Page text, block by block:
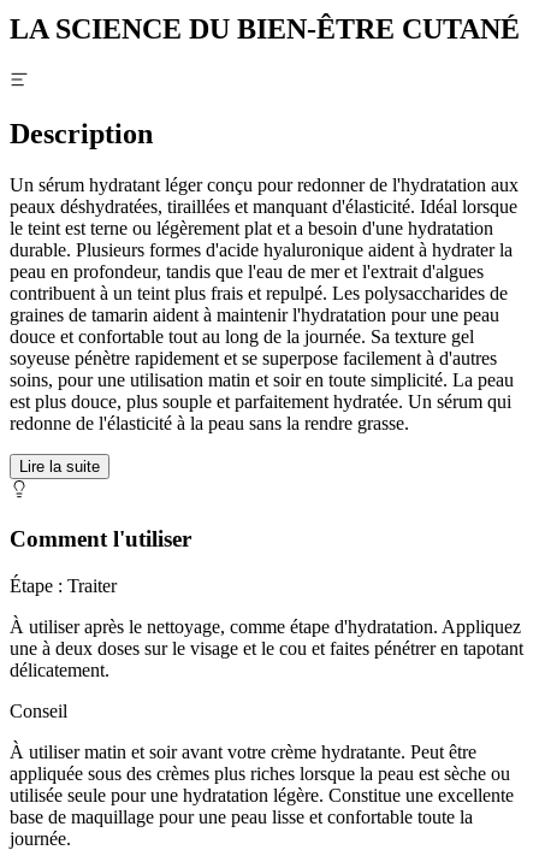
LA SCIENCE DU BIEN-ÊTRE CUTANÉ
Description
Un sérum hydratant léger conçu pour redonner de l'hydratation aux
peaux déshydratées, tiraillées et manquant d'élasticité. Idéal lorsque
le teint est terne ou légèrement plat et a besoin d'une hydratation
durable. Plusieurs formes d'acide hyaluronique aident à hydrater la
peau en profondeur, tandis que l'eau de mer et l'extrait d'algues
contribuent à un teint plus frais et repulpé. Les polysaccharides de
graines de tamarin aident à maintenir l'hydratation pour une peau
douce et confortable tout au long de la journée. Sa texture gel
soyeuse pénètre rapidement et se superpose facilement à d'autres
soins, pour une utilisation matin et soir en toute simplicité. La peau
est plus douce, plus souple et parfaitement hydratée. Un sérum qui
redonne de l'élasticité à la peau sans la rendre grasse.
Lire la suite
Comment l'utiliser
Étape : Traiter
À utiliser après le nettoyage, comme étape d'hydratation. Appliquez
une à deux doses sur le visage et le cou et faites pénétrer en tapotant
délicatement.
Conseil
À utiliser matin et soir avant votre crème hydratante. Peut être
appliquée sous des crèmes plus riches lorsque la peau est sèche ou
utilisée seule pour une hydratation légère. Constitue une excellente
base de maquillage pour une peau lisse et confortable toute la
journée.